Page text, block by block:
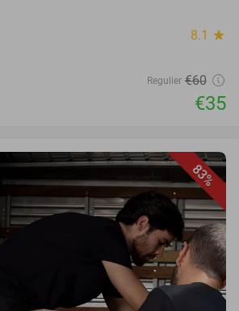
8.1 star
Regulier €60
€35
83%